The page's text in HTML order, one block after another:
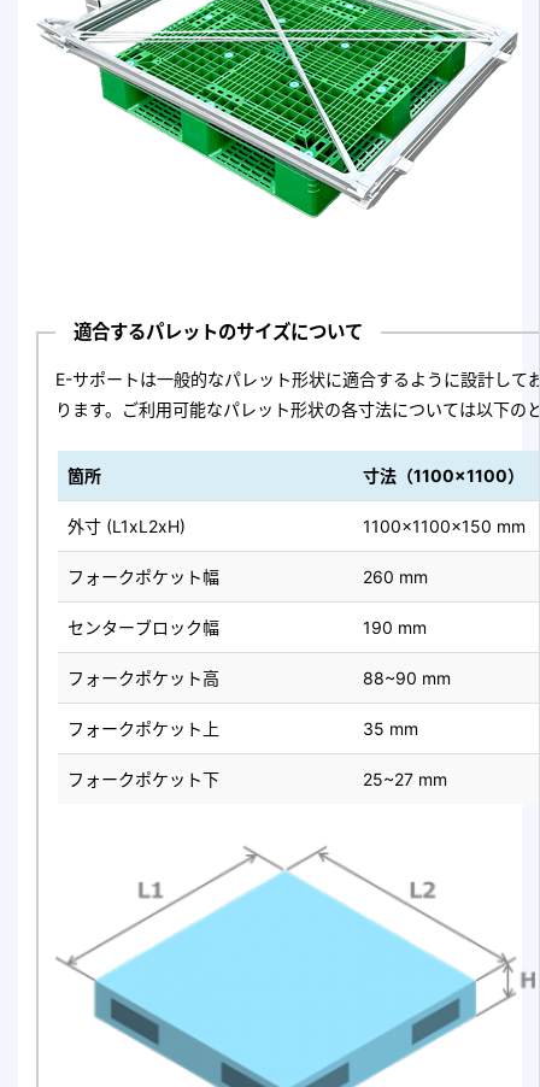
適合するパレットのサイズについて
E-サポートは一般的なパレット形状に適合するように設計し
ります。ご利用可能なパレット形状の各寸法については以下の
箇所 寸法（1100x1100）
外寸 (L1xL2xH) 1100x1100x150 mm
フォークポケット幅 260 mm
センターブロック幅 190 mm
フォークポケット高 88~90 mm
フォークポケット上 35 mm
フォークポケット下 25~27 mm